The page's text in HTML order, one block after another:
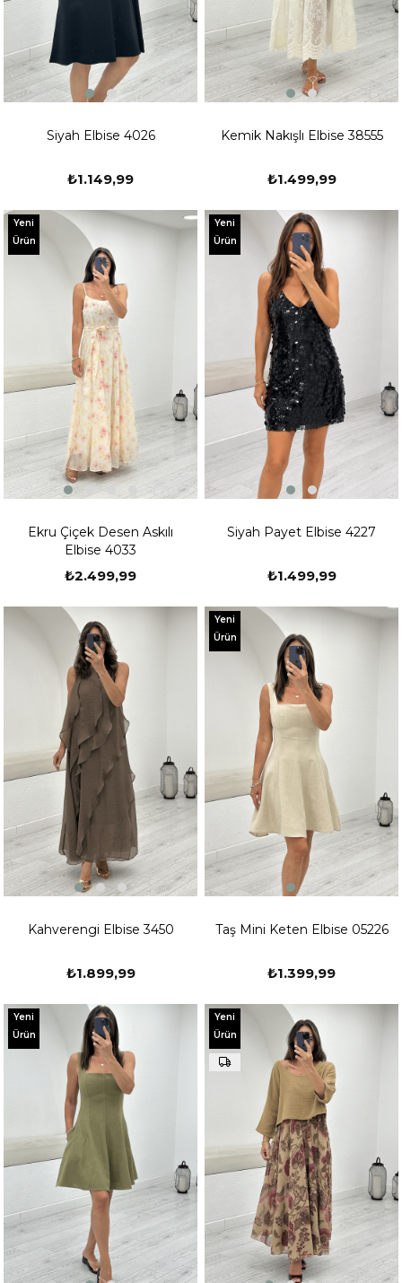
Siyah Elbise 4026
₺1.149,99
Kemik Nakışlı Elbise 38555
₺1.499,99
Ekru Çiçek Desen Askılı
Elbise 4033
₺2.499,99
Yeni
Ürün
Siyah Payet Elbise 4227
₺1.499,99
Yeni
Ürün
Kahverengi Elbise 3450
₺1.899,99
Taş Mini Keten Elbise 05226
₺1.399,99
Yeni
Ürün
Yeni
Ürün
Yeni
Ürün